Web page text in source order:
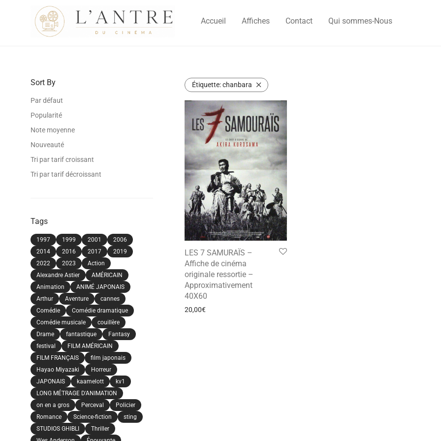
Accueil Affiches Contact Qui sommes-Nous
Sort By
Par défaut
Popularité
Note moyenne
Nouveauté
Tri par tarif croissant
Tri par tarif décroissant
Tags
1997 1999 2001
2006
2014
2016 2017
2019
2022
2023
Action
Alexandre Astier
AMÉRICAIN
Animation
ANIMÉ JAPONAIS
Arthur
Aventure
cannes
Comédie
Comédie dramatique
Comédie musicale
couillère
Drame
fantastique
Fantasy
festival
FILM AMÉRICAIN
FILM FRANÇAIS
film japonais
Hayao Miyazaki
Horreur
JAPONAIS
kaamelott
kv1
LONG MÉTRAGE D'ANIMATION
on en a gros
Perceval
Policier
Romance
Science-fiction
sting
STUDIOS GHIBLI
Thriller
Étiquette:chanbara
LES 7 SAMURAÏS –
Affiche de cinéma
originale ressortie –
Approximativement
40X60
20,00€